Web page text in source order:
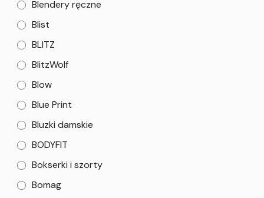
Blendery ręczne
Blist
BLITZ
BlitzWolf
Blow
Blue Print
Bluzki damskie
BODYFIT
Bokserki i szorty
Bomag